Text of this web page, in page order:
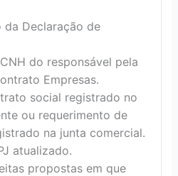
da Declaração de
do responsável pela
Empresas.
social registrado no
ou requerimento de
na junta comercial.
atualizado.
propostas em que